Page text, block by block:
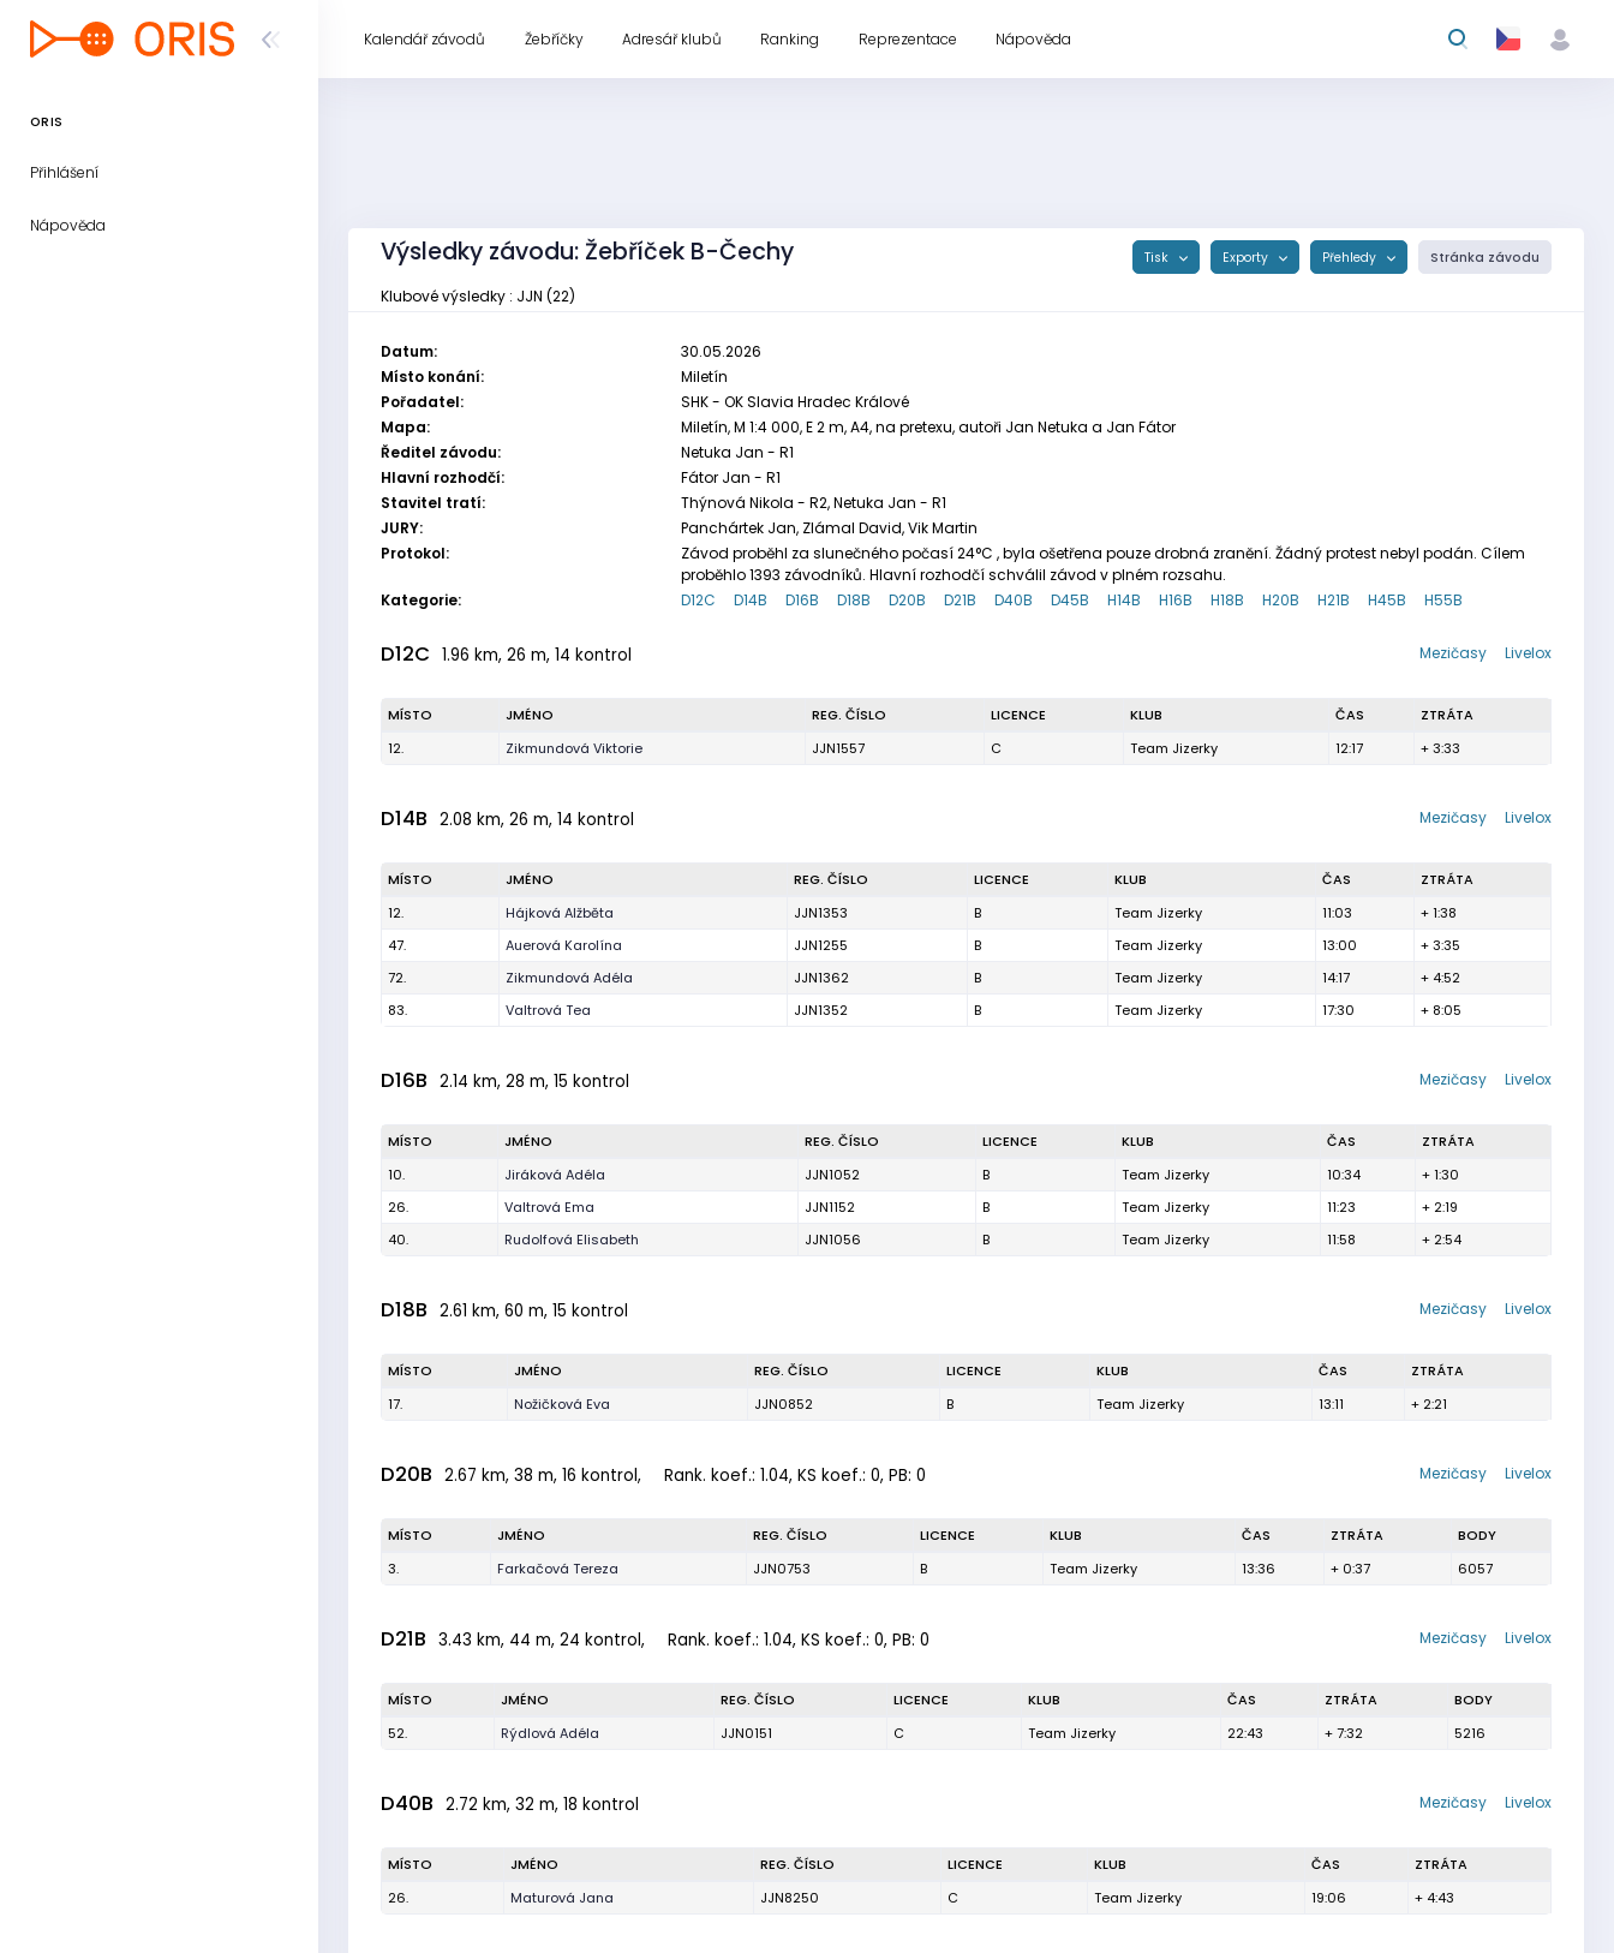
ORIS
Přihlášení
Nápověda
Kalendář závodů Žebříčky Adresář klubů Ranking Reprezentace Nápověda
Výsledky závodu: Žebříček B-Čechy Tisk Exporty Přehledy Stránka závodu
Klubové výsledky : JJN (22)
Datum:
30.05.2026
Místo konání:
Miletín
Pořadatel:
SHK - OK Slavia Hradec Králové
Mapa:
Miletín, M 1:4 000, E 2 m, A4, na pretexu, autoři Jan Netuka a Jan Fátor
Ředitel závodu:
Netuka Jan - R1
Hlavní rozhodčí:
Fátor Jan - R1
Stavitel tratí:
Thýnová Nikola - R2, Netuka Jan - R1
JURY:
Panchártek Jan, Zlámal David, Vik Martin
Protokol:
Závod proběhl za slunečného počasí 24°C , byla ošetřena pouze drobná zranění. Žádný protest nebyl podán. Cílem
proběhlo 1393 závodníků. Hlavní rozhodčí schválil závod v plném rozsahu.
Kategorie:
D12C D14B D16B D18B D20B D21B D40B D45B H14B H16B H18B H20B H21B H45B H55B
D12C 1.96 km, 26 m, 14 kontrol Livelox
Mezičasy
MÍSTO JMÉNO REG. ČÍSLO LICENCE KLUB ČAS
ZTRÁTA
12.
Zikmundová Viktorie JJN1557 C Team Jizerky 12:17 + 3:33
D14B 2.08 km, 26 m, 14 kontrol Livelox
Mezičasy
MÍSTO JMÉNO REG. ČÍSLO LICENCE KLUB ČAS
ZTRÁTA
12.
Hájková Alžběta JJN1353 B Team Jizerky 11:03
+ 1:38
47.
Auerová Karolína JJN1255 B Team Jizerky 13:00
+ 3:35
72.
Zikmundová Adéla JJN1362 B Team Jizerky 14:17
+ 4:52
83.
Valtrová Tea JJN1352 B Team Jizerky 17:30 + 8:05
D16B 2.14 km, 28 m, 15 kontrol Livelox
Mezičasy
MÍSTO JMÉNO REG. ČÍSLO LICENCE KLUB ČAS
ZTRÁTA
10.
Jiráková Adéla JJN1052 B Team Jizerky 10:34
+ 1:30
26.
Valtrová Ema JJN1152 B Team Jizerky 11:23
+ 2:19
40.
Rudolfová Elisabeth JJN1056 B Team Jizerky 11:58 + 2:54
D18B 2.61 km, 60 m, 15 kontrol Livelox
Mezičasy
MÍSTO JMÉNO REG. ČÍSLO LICENCE KLUB ČAS
ZTRÁTA
17.
Nožičková Eva JJN0852 B Team Jizerky 13:11 + 2:21
D20B 2.67 km, 38 m, 16 kontrol, Rank. koef.: 1.04, KS koef.: 0, PB: 0 Livelox
Mezičasy
MÍSTO JMÉNO REG. ČÍSLO LICENCE KLUB ČAS ZTRÁTA
BODY
3.
Farkačová Tereza JJN0753 B Team Jizerky 13:36 + 0:37 6057
D21B 3.43 km, 44 m, 24 kontrol, Rank. koef.: 1.04, KS koef.: 0, PB: 0 Livelox
Mezičasy
MÍSTO JMÉNO REG. ČÍSLO LICENCE KLUB ČAS ZTRÁTA
BODY
52.
Rýdlová Adéla JJN0151 C Team Jizerky 22:43 + 7:32 5216
D40B 2.72 km, 32 m, 18 kontrol Livelox
Mezičasy
MÍSTO JMÉNO REG. ČÍSLO LICENCE KLUB ČAS
ZTRÁTA
26.
Maturová Jana JJN8250 C Team Jizerky 19:06 + 4:43